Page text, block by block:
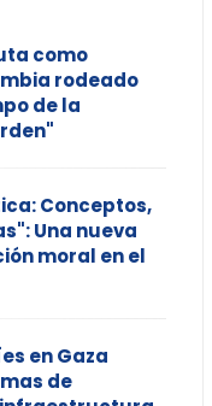
como
rodeado
de la
Conceptos,
Una nueva
moral en el
en Gaza
de